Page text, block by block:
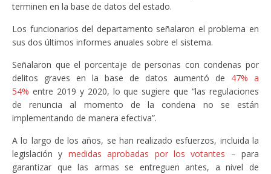
terminen en la base de datos del estado.
Los funcionarios del departamento señalaron el problema en
sus dos últimos informes anuales sobre el sistema.
Señalaron que el porcentaje de personas con condenas por
delitos graves en la base de datos aumentó de 47% a
54% entre 2019 y 2020, lo que sugiere que “las regulaciones
de renuncia al momento de la condena no se están
implementando de manera efectiva”.
A lo largo de los años, se han realizado esfuerzos, incluida la
legislación y medidas aprobadas por los votantes – para
garantizar que las armas se entreguen antes, a nivel de